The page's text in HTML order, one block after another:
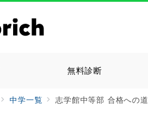
無料診断
中学一覧 志学館中等部 合格への